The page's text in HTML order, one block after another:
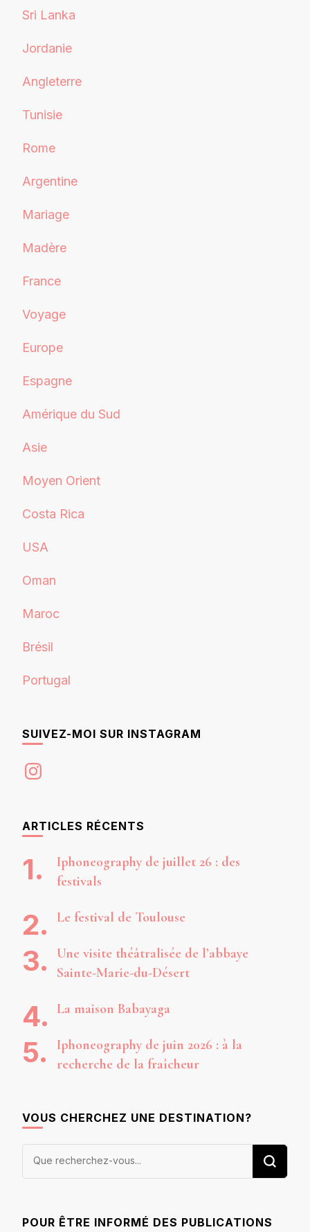
Sri Lanka
Jordanie
Angleterre
Tunisie
Rome
Argentine
Mariage
Madère
France
Voyage
Europe
Espagne
Amérique du Sud
Asie
Moyen Orient
Costa Rica
USA
Oman
Maroc
Brésil
Portugal
SUIVEZ-MOI SUR INSTAGRAM
Instagram
ARTICLES RÉCENTS
Iphoneography de juillet 26 : des
festivals
Le festival de Toulouse
Une visite théâtralisée de l’abbaye
Sainte-Marie-du-Désert
La maison Babayaga
Iphoneography de juin 2026 : à la
recherche de la fraîcheur
VOUS CHERCHEZ UNE DESTINATION?
Vous
POUR ÊTRE INFORMÉ DES PUBLICATIONS